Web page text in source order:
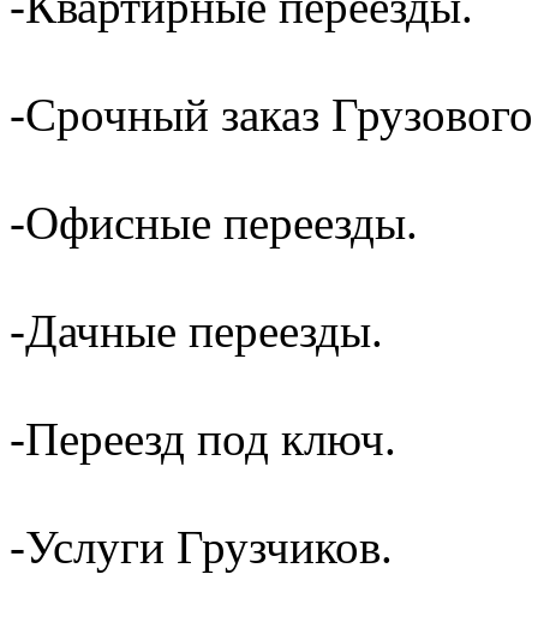
-Срочный заказ
-Офисные переезды.
-Дачные переезды.
-Переезд под ключ.
-Услуги Грузчиков.